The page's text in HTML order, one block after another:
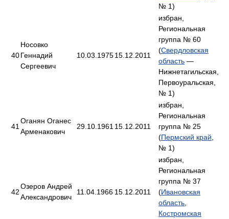
№ 1)
40
Носовко
Геннадий
Сергеевич
10.03.197515.12.2011
избран,
Региональная
группа № 60
(Свердловская
область —
Нижнетагильская,
Первоуральская,
№ 1)
41
Оганян Оганес
Арменакович
29.10.1961 15.12.2011
избран,
Региональная
группа № 25
(Пермский край
№ 1)
42
Озеров Андрей
Александрович
11.04.1966 15.12.2011
избран,
Региональная
группа № 37
(Ивановская
область
Костромская